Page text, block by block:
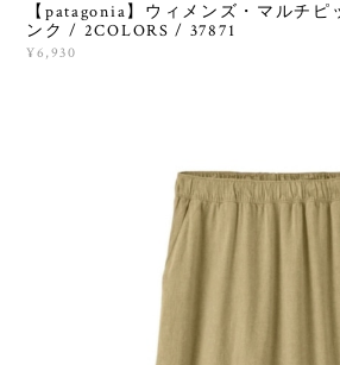
【patagonia】ウィメンズ・マルチピ
ンク / 2COLORS / 37871
¥6,930